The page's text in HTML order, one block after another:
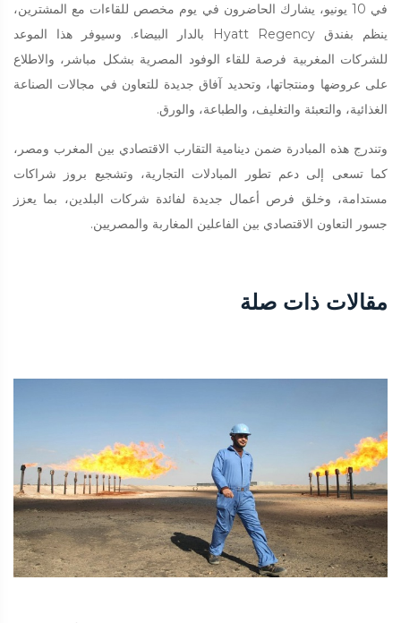
في 10 يونيو، يشارك الحاضرون في يوم مخصص للقاءات مع المشترين،
ينظم بفندق Hyatt Regency بالدار البيضاء. وسيوفر هذا الموعد
للشركات المغربية فرصة للقاء الوفود المصرية بشكل مباشر، والاطلاع
على عروضها ومنتجاتها، وتحديد آفاق جديدة للتعاون في مجالات الصناعة
الغذائية، والتعبئة والتغليف، والطباعة، والورق.
وتندرج هذه المبادرة ضمن دينامية التقارب الاقتصادي بين المغرب ومصر،
كما تسعى إلى دعم تطور المبادلات التجارية، وتشجيع بروز شراكات
مستدامة، وخلق فرص أعمال جديدة لفائدة شركات البلدين، بما يعزز
جسور التعاون الاقتصادي بين الفاعلين المغاربة والمصريين.
مقالات ذات صلة